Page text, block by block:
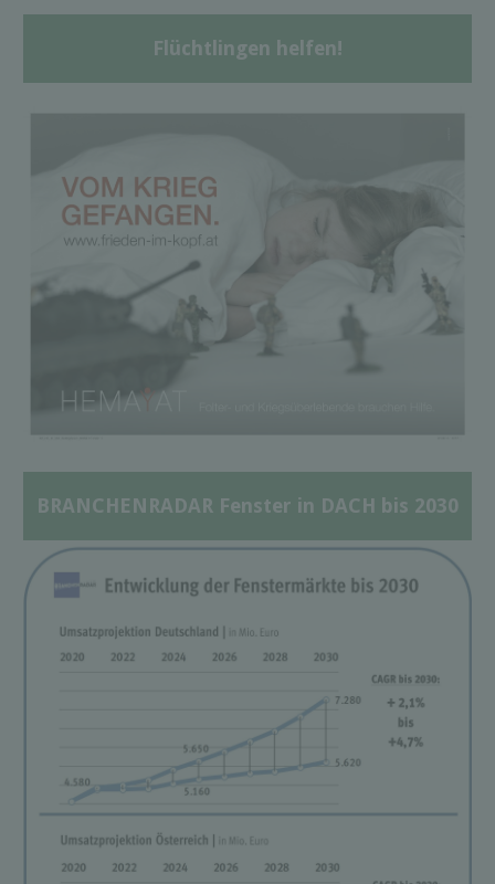
Flüchtlingen helfen!
BRANCHENRADAR Fenster in DACH bis 2030